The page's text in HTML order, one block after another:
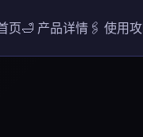
页🛁 产品详情 🖇️ 使用